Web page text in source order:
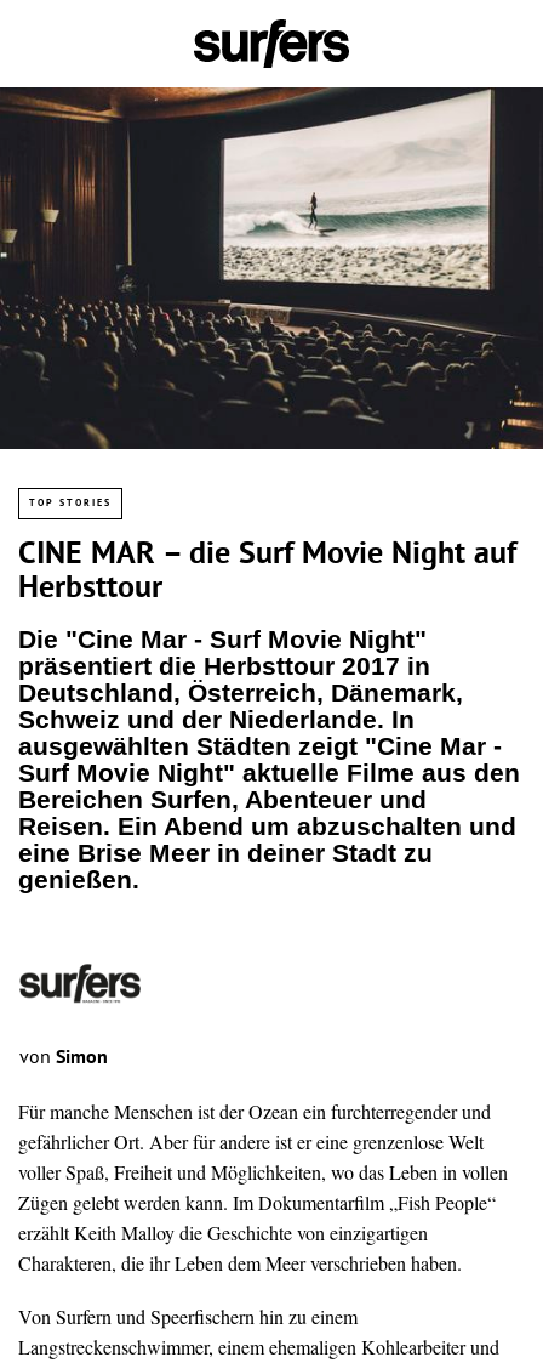
TOP STORIES
CINE MAR – die Surf Movie Night auf
Herbsttour
Die "Cine Mar - Surf Movie Night"
präsentiert die Herbsttour 2017 in
Deutschland, Österreich, Dänemark,
Schweiz und der Niederlande. In
ausgewählten Städten zeigt "Cine Mar -
Surf Movie Night" aktuelle Filme aus den
Bereichen Surfen, Abenteuer und
Reisen. Ein Abend um abzuschalten und
eine Brise Meer in deiner Stadt zu
genießen.
von Simon
Für manche Menschen ist der Ozean ein furchterregender und
gefährlicher Ort. Aber für andere ist er eine grenzenlose Welt
voller Spaß, Freiheit und Möglichkeiten, wo das Leben in vollen
Zügen gelebt werden kann. Im Dokumentarfilm „Fish People“
erzählt Keith Malloy die Geschichte von einzigartigen
Charakteren, die ihr Leben dem Meer verschrieben haben.
Von Surfern und Speerfischern hin zu einem
Langstreckenschwimmer, einem ehemaligen Kohlearbeiter und